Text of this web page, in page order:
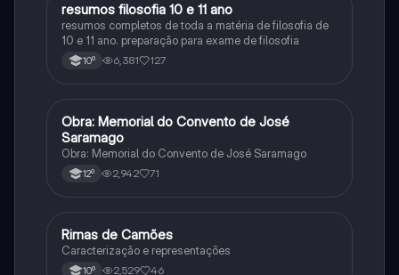
Filosofia
resumos filosofia 10 e 11 ano
resumos completos de toda a matéria de filosofia de
10 e 11 ano. preparação para exame de filosofia
10º 6,381 127
Português
Obra: Memorial do Convento de José
Saramago
Obra: Memorial do Convento de José Saramago
12º 2,942 71
Português
Rimas de Camões
Caracterização e representações
10º 2,529 46